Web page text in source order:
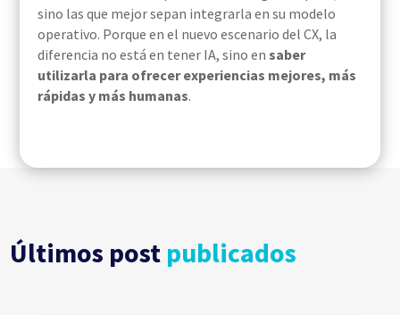
sino las que mejor sepan integrarla en su modelo
operativo. Porque en el nuevo escenario del CX, la
diferencia no está en tener IA, sino en saber
utilizarla para ofrecer experiencias mejores, más
rápidas y más humanas.
Últimos post publicados